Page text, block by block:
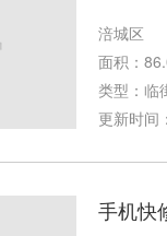
涪城区
面积：
类型：临
更新时间
手机快